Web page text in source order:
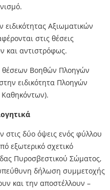
Αξιωματικών
στις θέσεις
και αντιστρόφως.
Βοηθών Πλοηγών
ειδικότητα Πλοηγών
Καθηκόντων).
στις δύο όψεις ενός φύλλου
εξωτερικό σχετικό
Πυροσβεστικού Σώματος,
δήλωση συμμετοχής
και την αποστέλλουν –